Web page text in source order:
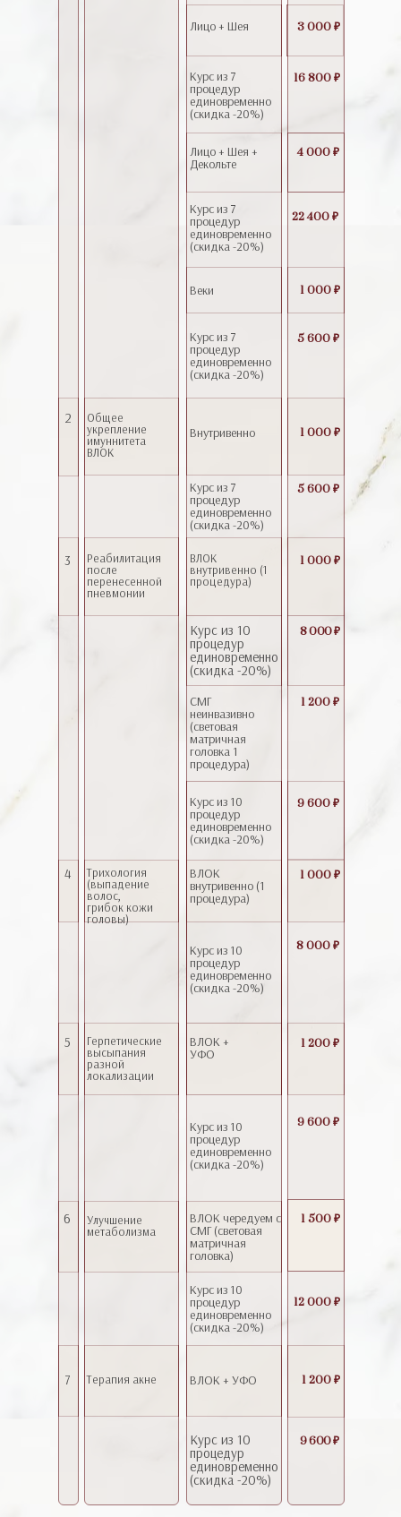
5 600 ₽
Курс из 7
процедур
единовременно
(скидка -20%)
Курс из 7
процедур
единовременно
(скидка -20%)
22 400 ₽
1 000 ₽
Веки
Лицо + Шея +
Декольте
4 000 ₽
16 800 ₽
Лицо + Шея 3 000 ₽
5 600 ₽
Курс из 7
процедур
единовременно
(скидка -20%)
1 000 ₽
ВЛОК
внутривенно (1
процедура)
8 000 ₽
Курс из 10
процедур
единовременно
(скидка -20%)
1 200 ₽
9 600 ₽
СМГ
неинвазивно
(световая
матричная
головка 1
процедура)
1 000 ₽
Внутривенно
Курс из 10
процедур
единовременно
(скидка -20%)
ВЛОК чередуем с
СМГ (световая
матричная
головка)
1 500 ₽
1 200 ₽
Курс из 10
процедур
единовременно
(скидка -20%)
9 600 ₽
ВЛОК +
УФО
Курс из 10
процедур
единовременно
(скидка -20%)
12 000 ₽
Терапия акне
Герпетические
высыпания
разной
локализации
Трихология
(выпадение
волос,
грибок кожи
головы)
Реабилитация
после
перенесенной
пневмонии
Общее
укрепление
имуннитета
ВЛОК
2
3
7
6
Улучшение
метаболизма
5
4 1 000 ₽
Курс из 10
процедур
единовременно
(скидка -20%)
ВЛОК
внутривенно (1
процедура)
8 000 ₽
ВЛОК + УФО
1 200 ₽
Курс из 10
процедур
единовременно
(скидка -20%)
9 600 ₽
Курс из 7
процедур
единовременно
(скидка -20%)